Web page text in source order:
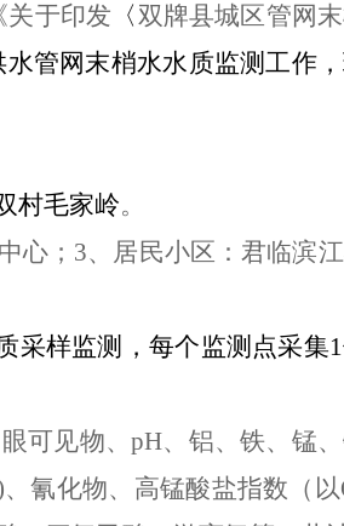
关于印发 〈双牌县城区管网
水管网末梢水水质监测工作
村毛家岭。
心； 3、居民小区：君临滨
采样监测，每个监测点采集1
可见物、pH、铝、铁、锰、
、氰化物、 高锰酸盐指数（以